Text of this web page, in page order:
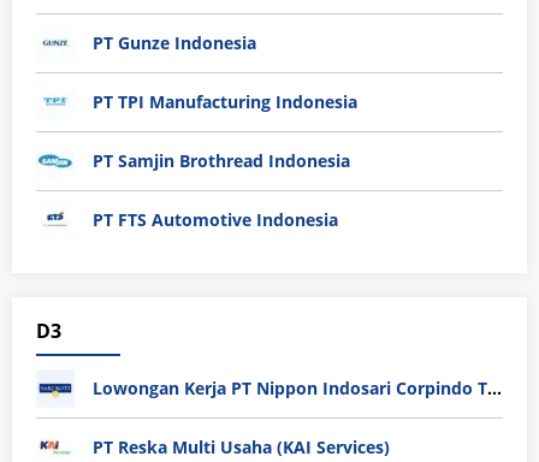
PT Gunze Indonesia
PT TPI Manufacturing Indonesia
PT Samjin Brothread Indonesia
PT FTS Automotive Indonesia
D3
Lowongan Kerja PT Nippon Indosari Corpindo Tbk. Bulan Agustus 2026
PT Reska Multi Usaha (KAI Services)